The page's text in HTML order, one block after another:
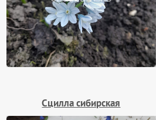
Сцилла сибирская